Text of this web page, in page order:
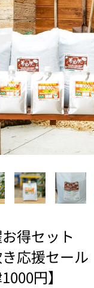
得セット
き応援セー
円】